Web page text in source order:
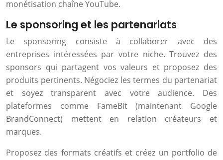
monétisation chaîne YouTube.
Le sponsoring et les partenariats
Le sponsoring consiste à collaborer avec des
entreprises intéressées par votre niche. Trouvez des
sponsors qui partagent vos valeurs et proposez des
produits pertinents. Négociez les termes du partenariat
et soyez transparent avec votre audience. Des
plateformes comme FameBit (maintenant Google
BrandConnect) mettent en relation créateurs et
marques.
Proposez des formats créatifs et créez un portfolio de